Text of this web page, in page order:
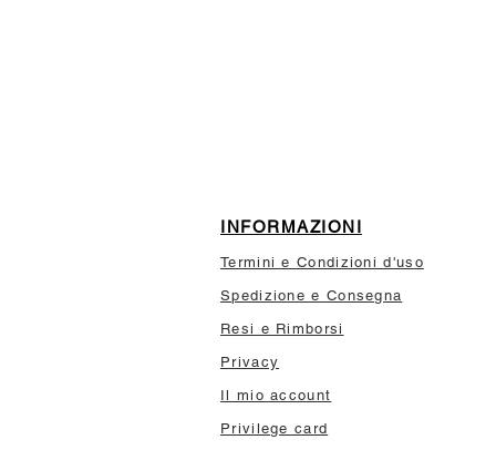
INFORMAZIONI
Termini e Condizioni d'uso
Spedizione e Consegna
Resi e Rimborsi
Privacy
Il mio account
Privilege card